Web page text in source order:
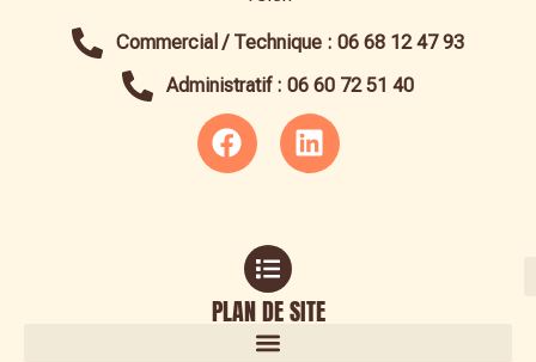
Commercial / Technique : 06 68 12 47 93
Administratif : 06 60 72 51 40
PLAN DE SITE